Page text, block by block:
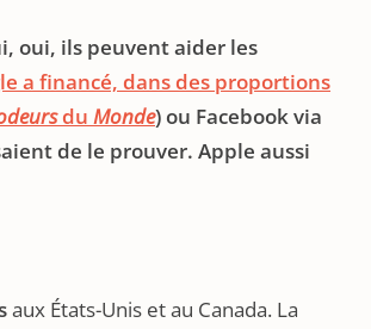
oui, ils peuvent aider les
a financé, dans des proportions
du Monde) ou Facebook via
de le prouver. Apple aussi
aux États-Unis et au Canada. La